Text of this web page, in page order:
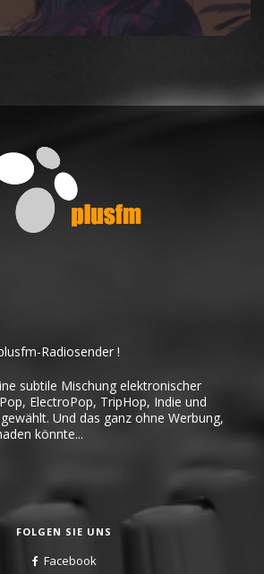
Radiosender !
subtile Mischung elektronischer
ElectroPop, TripHop, Indie und
Und das ganz ohne Werbung,
könnte...
FOLGEN SIE UNS
Facebook